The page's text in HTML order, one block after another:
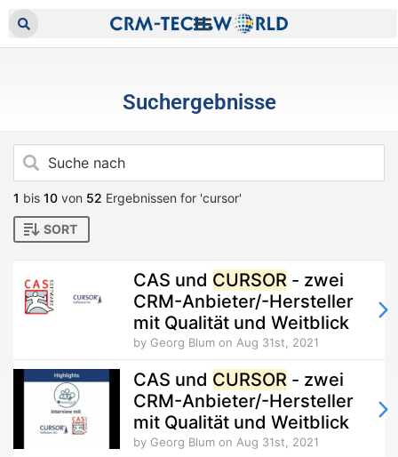
Suchergebnisse
1 bis 10 von 52 Ergebnissen for 'cursor'
SORT
CAS und CURSOR - zwei
CRM-Anbieter/-Hersteller
mit Qualität und Weitblick
by Georg Blum on Aug 31st, 2021
CAS und CURSOR - zwei
CRM-Anbieter/-Hersteller
mit Qualität und Weitblick
by Georg Blum on Aug 31st, 2021